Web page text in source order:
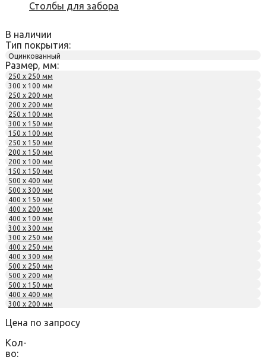
Столбы для забора
В наличии
Тип покрытия:
Оцинкованный
Размер, мм:
250 x 250 мм
300 x 100 мм
250 x 200 мм
200 x 200 мм
250 x 100 мм
300 x 150 мм
150 x 100 мм
250 x 150 мм
200 x 150 мм
200 x 100 мм
150 x 150 мм
500 x 400 мм
500 x 300 мм
400 x 150 мм
400 x 200 мм
400 x 100 мм
300 x 300 мм
300 x 250 мм
400 x 250 мм
400 x 300 мм
500 x 250 мм
500 x 200 мм
500 x 150 мм
400 x 400 мм
300 x 200 мм
Цена по запросу
Кол-
во: